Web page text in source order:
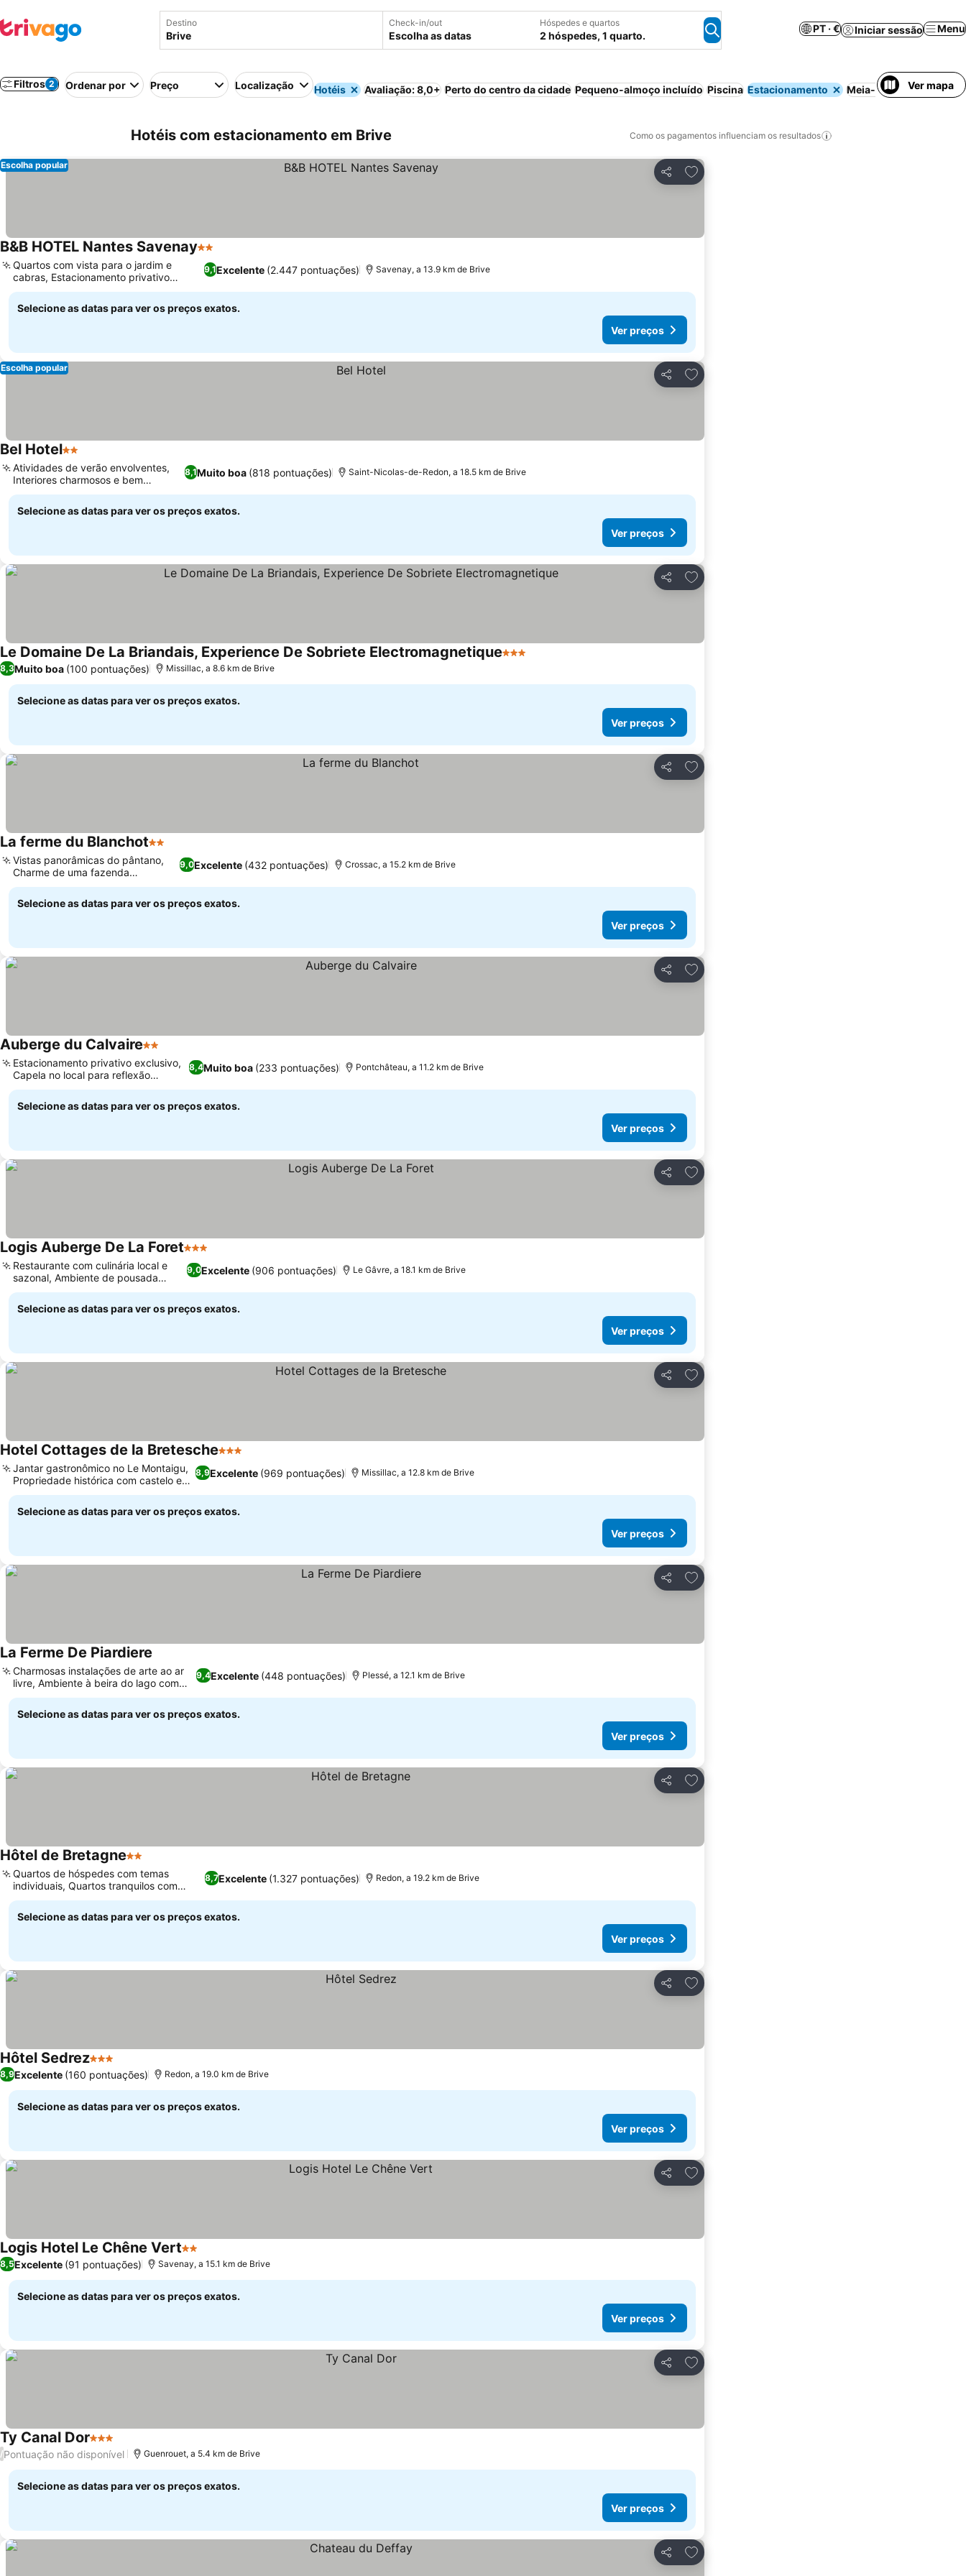
Destino Check-in/out
Escolha as datas
Hóspedes e quartos
2 hóspedes, 1 quarto.
PT · € Iniciar sessão Menu
Filtros 2 Ordenar por Preço Localização Hotéis Avaliação: 8,0+ Perto do centro da cidade Pequeno-almoço incluído Piscina Estacionamento Meia-pensãoVer mapa
Hotéis com estacionamento em Brive Como os pagamentos influenciam os resultados
Partilhar
Adicionar aos favoritos
Escolha popular
B&B HOTEL Nantes Savenay2 Estrelas
9,1Excelente (2.447 pontuações)
Quartos com vista para o jardim e
cabras, Estacionamento privativo
seguro disponível
Savenay, a 13.9 km de Brive
Selecione as datas para ver os preços exatos.
Ver preços
Partilhar
Adicionar aos favoritos
Escolha popular
Bel Hotel2 Estrelas
8,1Muito boa (818 pontuações)
Atividades de verão envolventes,
Interiores charmosos e bem
cuidados
Saint-Nicolas-de-Redon, a 18.5 km de Brive
Selecione as datas para ver os preços exatos.
Ver preços
Partilhar
Adicionar aos favoritos
Le Domaine De La Briandais, Experience De Sobriete Electromagnetique3 Estrelas
8,3Muito boa (100 pontuações) Missillac, a 8.6 km de Brive
Selecione as datas para ver os preços exatos.
Ver preços
Partilhar
Adicionar aos favoritos
La ferme du Blanchot2 Estrelas
9,0Excelente (432 pontuações)
Vistas panorâmicas do pântano,
Charme de uma fazenda
convertida
Crossac, a 15.2 km de Brive
Selecione as datas para ver os preços exatos.
Ver preços
Partilhar
Adicionar aos favoritos
Auberge du Calvaire2 Estrelas
8,4Muito boa (233 pontuações)
Estacionamento privativo exclusivo,
Capela no local para reflexão
tranquila
Pontchâteau, a 11.2 km de Brive
Selecione as datas para ver os preços exatos.
Ver preços
Partilhar
Adicionar aos favoritos
Logis Auberge De La Foret3 Estrelas
9,0Excelente (906 pontuações)
Restaurante com culinária local e
sazonal, Ambiente de pousada
histórica
Le Gâvre, a 18.1 km de Brive
Selecione as datas para ver os preços exatos.
Ver preços
Partilhar
Adicionar aos favoritos
Hotel Cottages de la Bretesche3 Estrelas
8,9Excelente (969 pontuações)
Jantar gastronômico no Le Montaigu,
Propriedade histórica com castelo e
lago
Missillac, a 12.8 km de Brive
Selecione as datas para ver os preços exatos.
Ver preços
Partilhar
Adicionar aos favoritos
La Ferme De Piardiere
9,4Excelente (448 pontuações)
Charmosas instalações de arte ao ar
livre, Ambiente à beira do lago com
pesca
Plessé, a 12.1 km de Brive
Selecione as datas para ver os preços exatos.
Ver preços
Partilhar
Adicionar aos favoritos
Hôtel de Bretagne2 Estrelas
8,7Excelente (1.327 pontuações)
Quartos de hóspedes com temas
individuais, Quartos tranquilos com
jardim ou terraço
Redon, a 19.2 km de Brive
Selecione as datas para ver os preços exatos.
Ver preços
Partilhar
Adicionar aos favoritos
Hôtel Sedrez3 Estrelas
8,9Excelente (160 pontuações) Redon, a 19.0 km de Brive
Selecione as datas para ver os preços exatos.
Ver preços
Partilhar
Adicionar aos favoritos
Logis Hotel Le Chêne Vert2 Estrelas
8,5Excelente (91 pontuações) Savenay, a 15.1 km de Brive
Selecione as datas para ver os preços exatos.
Ver preços
Partilhar
Adicionar aos favoritos
Ty Canal Dor3 Estrelas
/Pontuação não disponível Guenrouet, a 5.4 km de Brive
Selecione as datas para ver os preços exatos.
Ver preços
Partilhar
Adicionar aos favoritos